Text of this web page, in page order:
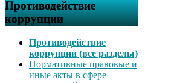
Противодействие
коррупции
Противодействие
коррупции (все разделы)
Нормативные правовые и
иные акты в сфере